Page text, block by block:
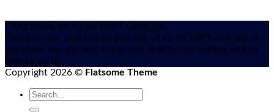
Cổng thông tin Kỳ thi THPT Quốc gia
Thông tin mới nhất của Bộ giáo dục về kỳ thi THPT quốc gia và
xét tuyển vào đại học. Được cập nhật từ các trường và báo
điện tử uy tín.
Copyright 2026 © Flatsome Theme